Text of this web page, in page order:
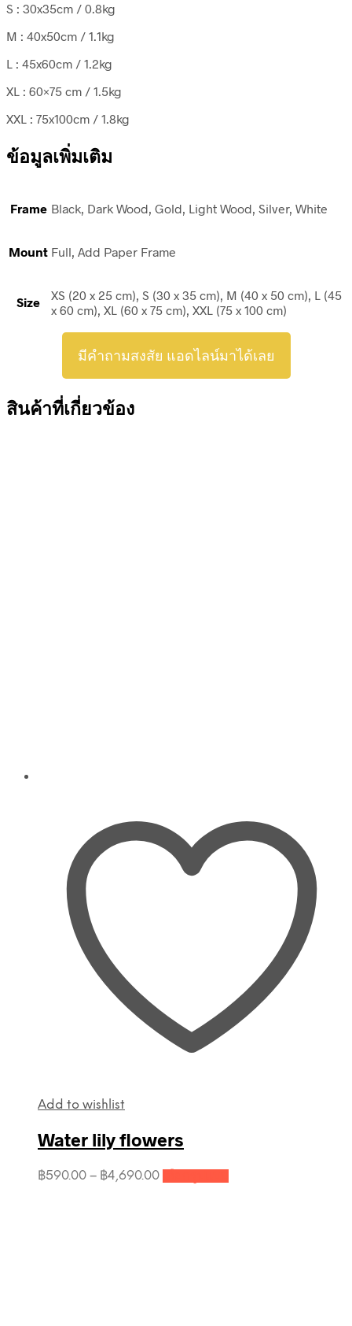
S : 30x35cm / 0.8kg
M : 40x50cm / 1.1kg
L : 45x60cm / 1.2kg
XL : 60×75 cm / 1.5kg
XXL : 75x100cm / 1.8kg
ข้อมูลเพิ่มเติม
Frame Black, Dark Wood, Gold, Light Wood, Silver, White
Mount Full, Add Paper Frame
Size
XS (20 x 25 cm), S (30 x 35 cm), M (40 x 50 cm), L (45
x 60 cm), XL (60 x 75 cm), XXL (75 x 100 cm)
มีคำถามสงสัย แอดไลน์มาได้เลย
สินค้าที่เกี่ยวข้อง
Add to wishlist
Water lily flowers
฿590.00 – ฿4,690.00Price
range:
This
product